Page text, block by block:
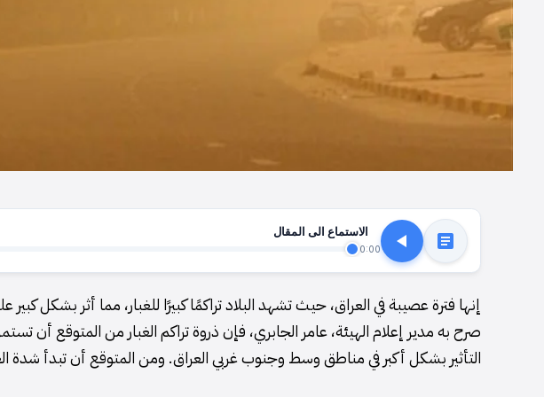
الاستماع الى المقال
0:00
إنها فترة عصيبة في العراق، حيث تشهد البلاد تراكمًا كبيرًا للغبار، مما أثر بشكل
صرح به مدير إعلام الهيئة، عامر الجابري، فإن ذروة تراكم الغبار من المتوقع أن
التأثير بشكل أكبر في مناطق وسط وجنوب غربي العراق. ومن المتوقع أن تبدأ شدة